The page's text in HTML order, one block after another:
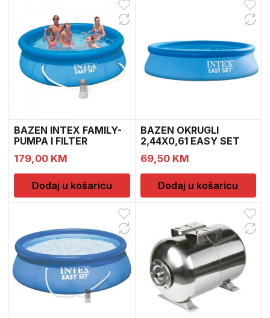
BAZEN INTEX FAMILY-
PUMPA I FILTER
179,00 KM
Dodaj u košaricu
BAZEN OKRUGLI
2,44X0,61 EASY SET
69,50 KM
Dodaj u košaricu